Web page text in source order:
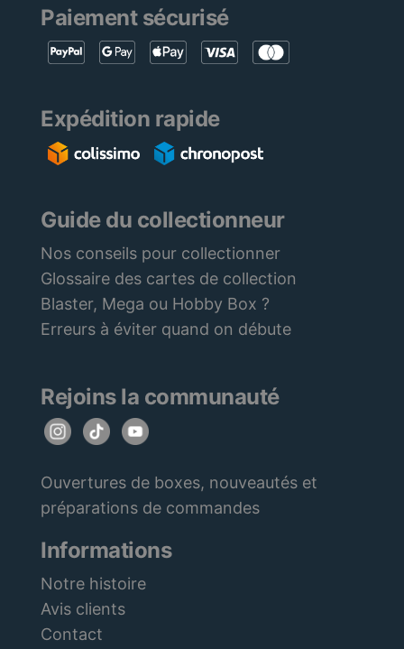
Paiement sécurisé
Expédition rapide
Guide du collectionneur
Nos conseils pour collectionner
Glossaire des cartes de collection
Blaster, Mega ou Hobby Box ?
Erreurs à éviter quand on débute
Rejoins la communauté
Ouvertures de boxes, nouveautés et
préparations de commandes
Informations
Notre histoire
Avis clients
Contact